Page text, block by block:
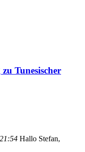
Tunesischer
Hallo Stefan,